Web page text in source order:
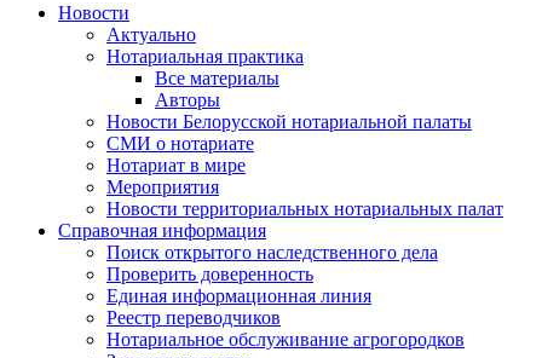
Новости
Актуально
Нотариальная практика
Все материалы
Авторы
Новости Белорусской нотариальной палаты
СМИ о нотариате
Нотариат в мире
Мероприятия
Новости территориальных нотариальных палат
Справочная информация
Поиск открытого наследственного дела
Проверить доверенность
Единая информационная линия
Реестр переводчиков
Нотариальное обслуживание агрогородков